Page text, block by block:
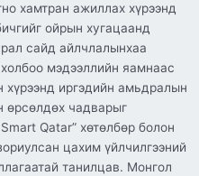
хамтран ажиллах хүрээнд
ойрын хугацаанд
сайд айлчлалынхаа
мэдээллийн яамнаас
иргэдийн амьдралын
өрсөлдөх чадварыг
Qatar” хөтөлбөр болон
цахим үйлчилгээний
танилцав. Монгол